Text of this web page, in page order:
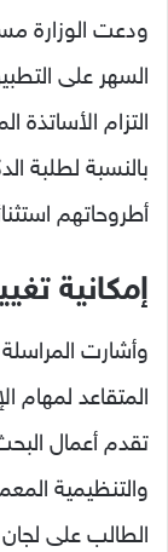
ودعت الوزارة
السهر على
التزام
بالنسبة لطلبة
أطروحاتهم استثنائيًا إلى
إمكانية
وأشارت
المتقاعد لمهام
تقدم أعمال
والتنظيمية
الطالب على لجان